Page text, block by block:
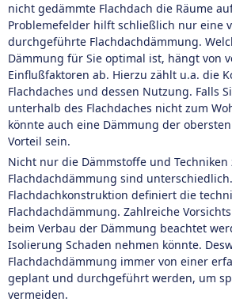
nicht gedämmte Flachdach die Räume
Problemefelder hilft schließlich nur eine
durchgeführte Flachdachdämmung.
Dämmung für Sie optimal ist, hängt von
Einflußfaktoren ab. Hierzu zählt u.a. die
Flachdaches und dessen Nutzung. Falls
unterhalb des Flachdaches nicht zum
könnte auch eine Dämmung der obersten
Vorteil sein.
Nicht nur die Dämmstoffe und Techniken
Flachdachdämmung sind
Flachdachkonstruktion definiert die
Flachdachdämmung. Zahlreiche
beim Verbau der Dämmung beachtet
Isolierung Schaden nehmen könnte.
Flachdachdämmung immer von einer
geplant und durchgeführt werden, um
vermeiden.